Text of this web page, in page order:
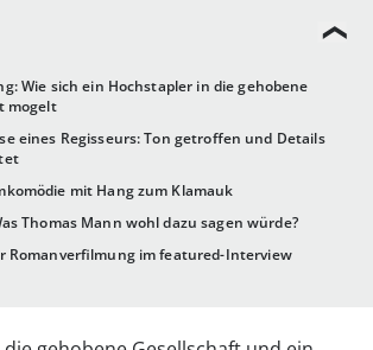
Wie sich ein Hochstapler in die gehobene
mogelt
eines Regisseurs: Ton getroffen und Details
mit Hang zum Klamauk
Thomas Mann wohl dazu sagen würde?
Romanverfilmung im featured-Interview